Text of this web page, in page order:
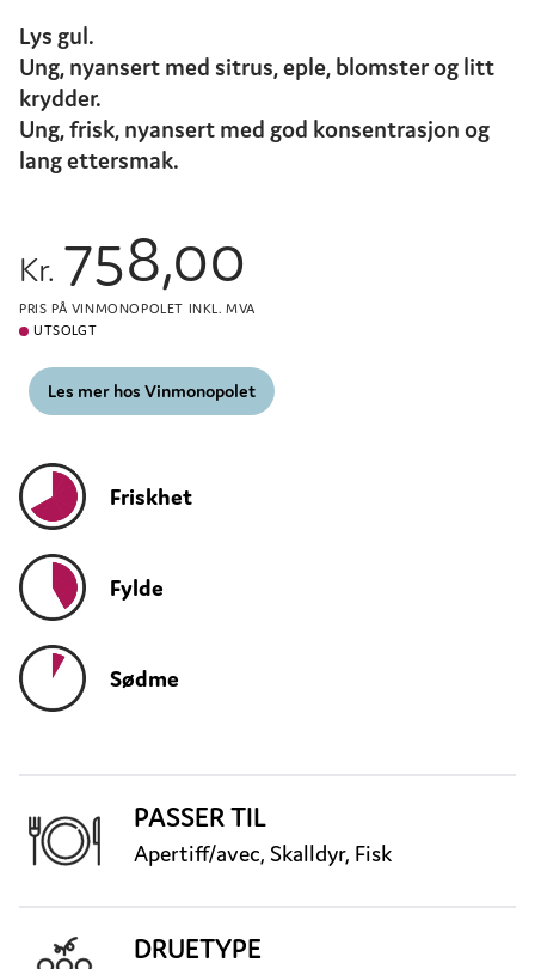
Lys gul.
Ung, nyansert med sitrus, eple, blomster og litt
krydder.
Ung, frisk, nyansert med god konsentrasjon og
lang ettersmak.
Kr. 758,00
PRIS PÅ VINMONOPOLET INKL. MVA
UTSOLGT
Les mer hos Vinmonopolet
Friskhet
Fylde
Sødme
PASSER TIL
Apertiff/avec, Skalldyr, Fisk
DRUETYPE